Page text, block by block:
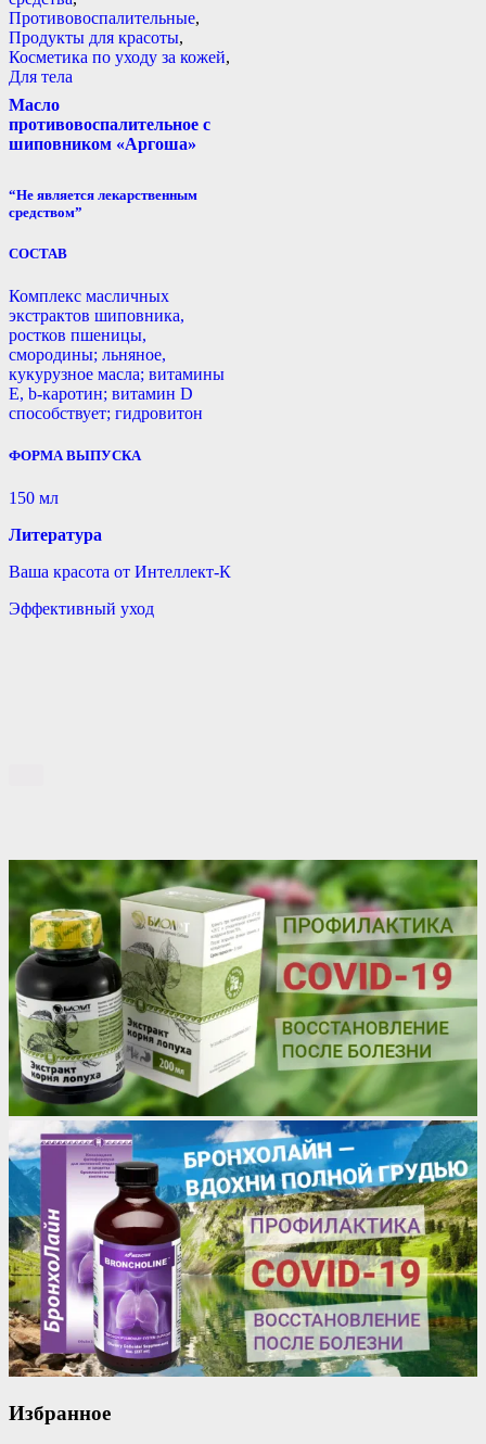
Противовоспалительные,
Продукты для красоты,
Косметика по уходу за кожей,
Для тела
Масло
противовоспалительное с
шиповником «Аргоша»
“Не является лекарственным
средством”
СОСТАВ
Комплекс масличных
экстрактов шиповника,
ростков пшеницы,
смородины; льняное,
кукурузное масла; витамины
Е, b-каротин; витамин D
способствует; гидровитон
ФОРМА ВЫПУСКА
150 мл
Литература
Ваша красота от Интеллект-К
Эффективный уход
Избранное